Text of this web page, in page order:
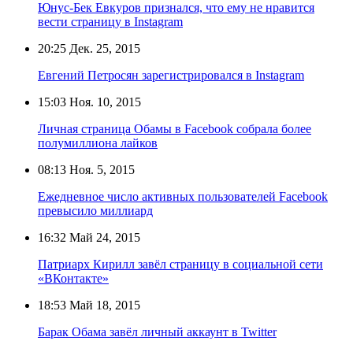
Юнус-Бек Евкуров признался, что ему не нравится
вести страницу в Instagram
20:25 Дек. 25, 2015
Евгений Петросян зарегистрировался в Instagram
15:03 Ноя. 10, 2015
Личная страница Обамы в Facebook собрала более
полумиллиона лайков
08:13 Ноя. 5, 2015
Ежедневное число активных пользователей Facebook
превысило миллиард
16:32 Май 24, 2015
Патриарх Кирилл завёл страницу в социальной сети
«ВКонтакте»
18:53 Май 18, 2015
Барак Обама завёл личный аккаунт в Twitter